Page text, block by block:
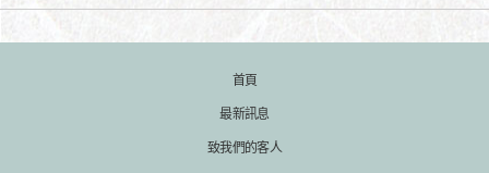
首頁
最新訊息
致我們的客人